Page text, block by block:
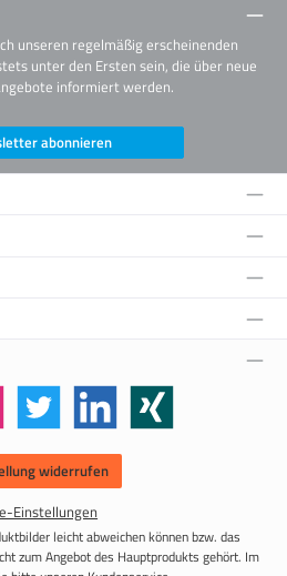
unseren regelmäßig erscheinenden
unter den Ersten sein, die über neue
informiert werden.
abonnieren
Twitter LinkedIn Xing
widerrufen
Einstellungen
leicht abweichen können bzw. das
zum Angebot des Hauptprodukts gehört. Im